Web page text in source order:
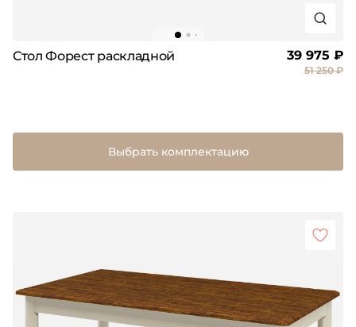
Стол Форест раскладной 39 975 ₽
51 250 ₽
Выбрать комплектацию